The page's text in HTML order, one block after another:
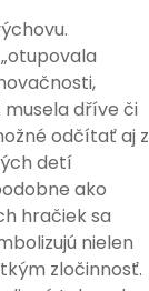
dříve či
odčítať aj z
detí
ako
hračiek sa
nielen
zločinnosť.